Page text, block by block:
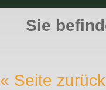
Sie
« Seite zurück